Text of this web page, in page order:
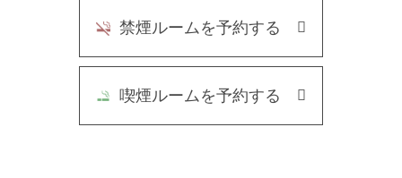
禁煙ルームを予約する
喫煙ルームを予約する